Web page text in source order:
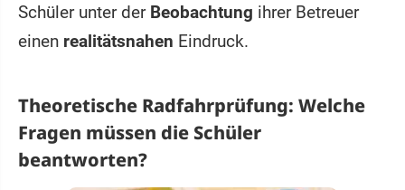
Schüler unter der Beobachtung ihrer Betreuer
einen realitätsnahen Eindruck.
Theoretische Radfahrprüfung: Welche
Fragen müssen die Schüler
beantworten?